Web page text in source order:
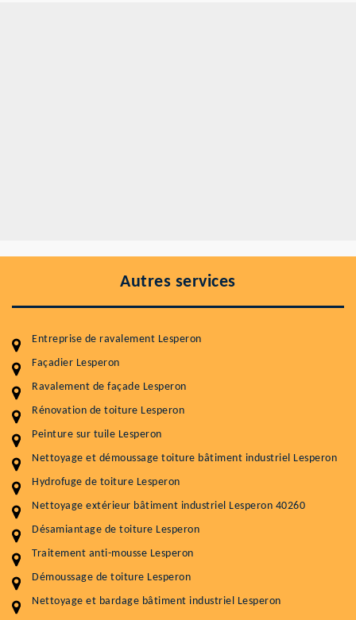
Autres services
Entreprise de ravalement Lesperon
Façadier Lesperon
Ravalement de façade Lesperon
Rénovation de toiture Lesperon
Peinture sur tuile Lesperon
Nettoyage et démoussage toiture bâtiment industriel Lesperon
Hydrofuge de toiture Lesperon
Nettoyage extérieur bâtiment industriel Lesperon 40260
Désamiantage de toiture Lesperon
Traitement anti-mousse Lesperon
Démoussage de toiture Lesperon
Nettoyage et bardage bâtiment industriel Lesperon
Entretenir votre toiture, c'est préserver sa
durabilité
Plus de 15 ans d'expérience en couverture et facade
Service
Nettoyageb toiture
Démoussage toiture
Traitement hydrofuge toiture